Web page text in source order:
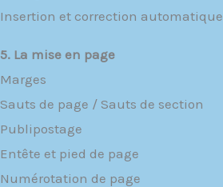
Insertion et correction automatique
5. La mise en page
Marges
Sauts de page / Sauts de section
Publipostage
Entête et pied de page
Numérotation de page